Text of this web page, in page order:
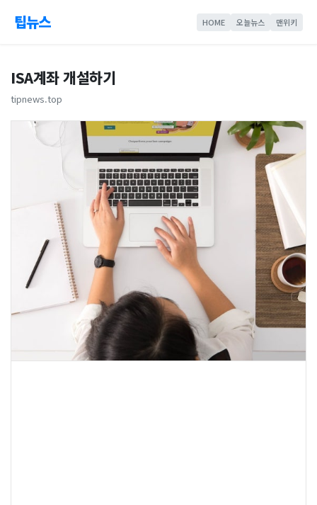
팁뉴스 HOME 오늘뉴스 맨위키
ISA계좌 개설하기
tipnews.top